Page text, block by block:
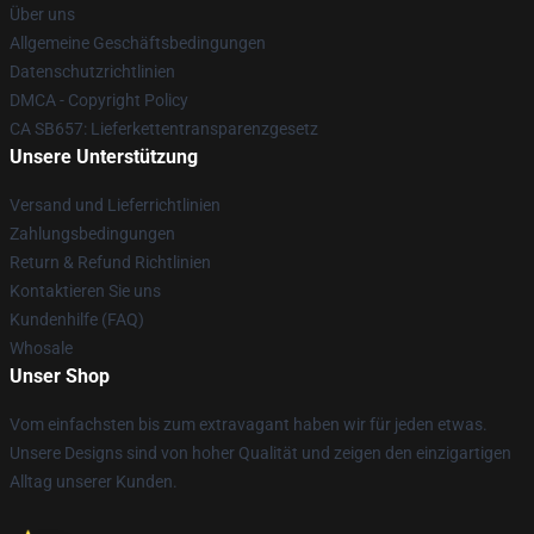
Über uns
Allgemeine Geschäftsbedingungen
Datenschutzrichtlinien
DMCA - Copyright Policy
CA SB657: Lieferkettentransparenzgesetz
Unsere Unterstützung
Versand und Lieferrichtlinien
Zahlungsbedingungen
Return & Refund Richtlinien
Kontaktieren Sie uns
Kundenhilfe (FAQ)
Whosale
Unser Shop
Vom einfachsten bis zum extravagant haben wir für jeden etwas.
Unsere Designs sind von hoher Qualität und zeigen den einzigartigen
Alltag unserer Kunden.